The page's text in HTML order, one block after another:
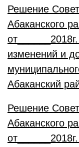
Решение
Абаканского
изменений и
Абаканский
Решение
Абаканского